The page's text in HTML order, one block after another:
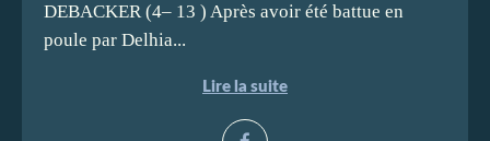
DEBACKER (4– 13 ) Après avoir été battue en
poule par Delhia...
Lire la suite